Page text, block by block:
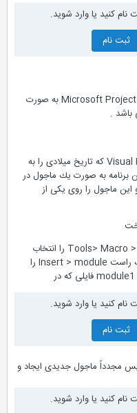
کنید یا وارد شوید.
ثبت نام
یكی از روشهایی كه می توان تاریخها را در Microsoft Project به صورت
در این روش باید برنامه ای با فرمت Visual Basic كه تاریخ میلادی را به
به صورت یك ماجول در
ماجول را روی یكی از
نخست از بخشهای Tools> Macro > Visual Basic Editor را انتخاب
نمایید . در قسمت چپ صفحه با زدن كلیك راست Insert > module را
کنید یا وارد شوید.
ثبت نام
مجدداً ماجول جدیدی ایجاد و
کنید یا وارد شوید.